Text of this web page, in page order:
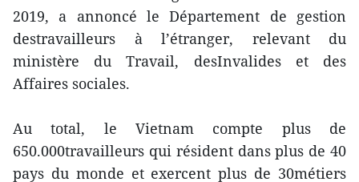
2019, a annoncé le Département de gestion
destravailleurs à l’étranger, relevant du
ministère du Travail, desInvalides et des
Affaires sociales.
Au total, le Vietnam compte plus de
650.000travailleurs qui résident dans plus de 40
pays du monde et exercent plus de 30métiers